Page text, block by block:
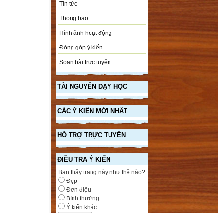
Tin tức
Thông báo
Hình ảnh hoạt động
Đóng góp ý kiến
Soạn bài trực tuyến
TÀI NGUYÊN DẠY HỌC
CÁC Ý KIẾN MỚI NHẤT
HỖ TRỢ TRỰC TUYẾN
ĐIỀU TRA Ý KIẾN
Bạn thấy trang này như thế nào?
Đẹp
Đơn điệu
Bình thường
Ý kiến khác